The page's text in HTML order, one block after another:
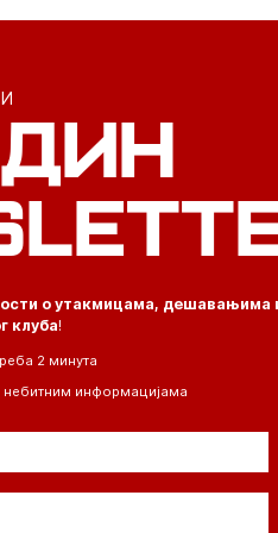
о утакмицама, дешавањима
клуба!
2 минута
небитним информацијама